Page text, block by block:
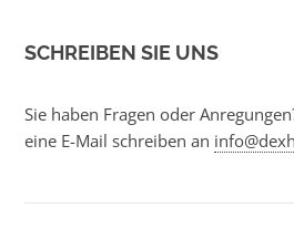
SCHREIBEN SIE UNS
Sie haben Fragen oder
eine E-Mail schreiben an